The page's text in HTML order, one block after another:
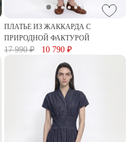
ПЛАТЬЕ ИЗ ЖАККАРДА С
ПРИРОДНОЙ ФАКТУРОЙ
17 990 ₽ 10 790 ₽